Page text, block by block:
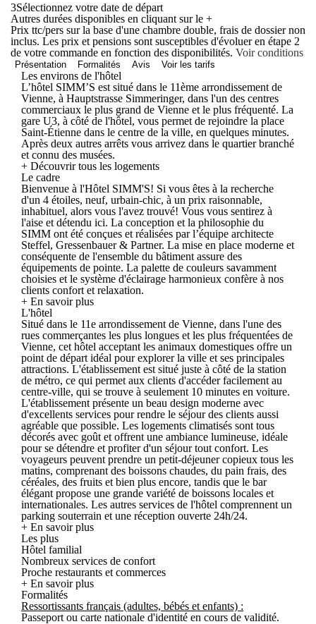
3Sélectionnez votre date de départ
Autres durées disponibles en cliquant sur le +
Prix ttc/pers sur la base d'une chambre double, frais de dossier non
inclus. Les prix et pensions sont susceptibles d'évoluer en étape 2
de votre commande en fonction des disponibilités. Voir conditions
Présentation Formalités Avis Voir les tarifs
Les environs de l'hôtel
L’hôtel SIMM’S est situé dans le 11ème arrondissement de
Vienne, à Hauptstrasse Simmeringer, dans l'un des centres
commerciaux le plus grand de Vienne et le plus fréquenté. La
gare U3, à côté de l'hôtel, vous permet de rejoindre la place
Saint-Étienne dans le centre de la ville, en quelques minutes.
Après deux autres arrêts vous arrivez dans le quartier branché
et connu des musées.
+ Découvrir tous les logements
Le cadre
Bienvenue à l'Hôtel SIMM'S! Si vous êtes à la recherche
d'un 4 étoiles, neuf, urbain-chic, à un prix raisonnable,
inhabituel, alors vous l'avez trouvé! Vous vous sentirez à
l'aise et détendu ici. La conception et la philosophie du
SIMM ont été conçues et réalisées par l’équipe architecte
Steffel, Gressenbauer & Partner. La mise en place moderne et
conséquente de l'ensemble du bâtiment assure des
équipements de pointe. La palette de couleurs savamment
choisies et le système d'éclairage harmonieux confère à nos
clients confort et relaxation.
+ En savoir plus
L'hôtel
Situé dans le 11e arrondissement de Vienne, dans l'une des
rues commerçantes les plus longues et les plus fréquentées de
Vienne, cet hôtel acceptant les animaux domestiques offre un
point de départ idéal pour explorer la ville et ses principales
attractions. L'établissement est situé juste à côté de la station
de métro, ce qui permet aux clients d'accéder facilement au
centre-ville, qui se trouve à seulement 10 minutes en voiture.
L'établissement présente un beau design moderne avec
d'excellents services pour rendre le séjour des clients aussi
agréable que possible. Les logements climatisés sont tous
décorés avec goût et offrent une ambiance lumineuse, idéale
pour se détendre et profiter d'un séjour tout confort. Les
voyageurs peuvent prendre un petit-déjeuner copieux tous les
matins, comprenant des boissons chaudes, du pain frais, des
céréales, des fruits et bien plus encore, tandis que le bar
élégant propose une grande variété de boissons locales et
internationales. Les autres services de l'hôtel comprennent un
parking souterrain et une réception ouverte 24h/24.
+ En savoir plus
Les plus
Hôtel familial
Nombreux services de confort
Proche restaurants et commerces
+ En savoir plus
Formalités
Ressortissants français (adultes, bébés et enfants) :
Passeport ou carte nationale d'identité en cours de validité.